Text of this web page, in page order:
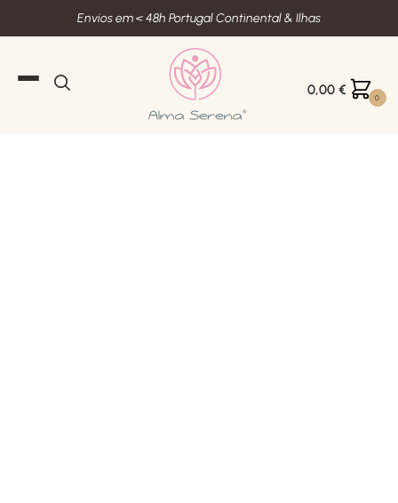
Envios em < 48h Portugal Continental & Ilhas
0,00 € 0